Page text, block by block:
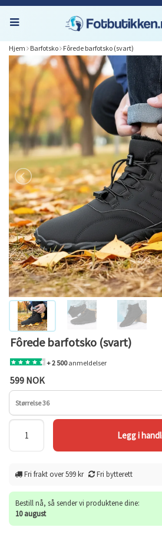
Hjem Barfotsko Fôrede barfotsko (svart)
Fôrede barfotsko (svart)
+ 2 500anmeldelser
599 NOK
Størrelse 36
Fri frakt over 599 kr Fri bytterett
Bestill nå, så sender vi produktene dine:
10 august